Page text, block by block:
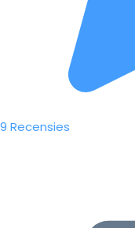
9 Recensies